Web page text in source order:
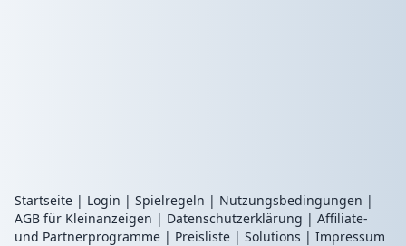
Startseite | Login | Spielregeln | Nutzungsbedingungen |
AGB für Kleinanzeigen | Datenschutzerklärung | Affiliate-
und Partnerprogramme | Preisliste | Solutions | Impressum